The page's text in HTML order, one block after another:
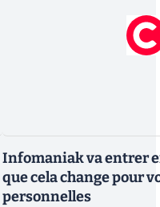
Infomaniak va entrer
que cela change pour
personnelles